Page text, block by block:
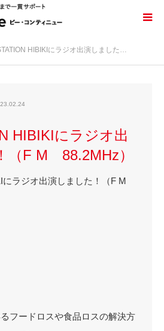
HIBIKIにラジオ出演しました…
HIBIKIにラジオ出
（F M 88.2MHz）
にラジオ出演しました！（F M
フードロスや食品ロスの解決方